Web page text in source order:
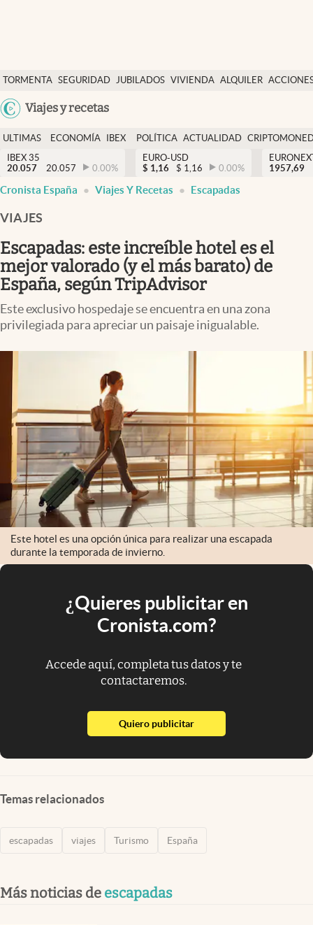
TORMENTA SEGURIDAD JUBILADOS VIVIENDA ALQUILER
USA
Viajes y recetas
Economía y finanzas
Política
Actualidad
Criptomonedas
España
ULTIMAS
NOTICIAS
ECONOMÍA
FINANZAS
IBEX
EURO
POLÍTICA ACTUALIDAD
IBEX 35
20.057
20.057 0.00%
EURO-USD
$ 1,16 $ 1,16 0.00%
1957,69
Cronista España Viajes Y Recetas Escapadas
VIAJES
Escapadas: este increíble hotel es el
mejor valorado (y el más barato) de
España, según TripAdvisor
Este exclusivo hospedaje se encuentra en una zona
privilegiada para apreciar un paisaje inigualable.
Este hotel es una opción única para realizar una escapada
durante la temporada de invierno.
¿Quieres publicitar en
Cronista.com?
Accede aquí, completa tus datos y te
contactaremos.
Quiero publicitarabre en nueva pestaña
Temas relacionados
escapadas viajes Turismo España
Más noticias de escapadas